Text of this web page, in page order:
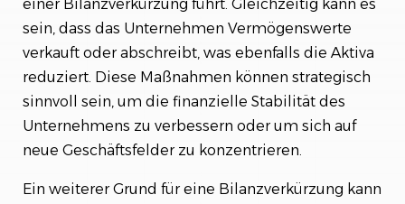
einer Bilanzverkürzung führt. Gleichzeitig kann es
sein, dass das Unternehmen Vermögenswerte
verkauft oder abschreibt, was ebenfalls die Aktiva
reduziert. Diese Maßnahmen können strategisch
sinnvoll sein, um die finanzielle Stabilität des
Unternehmens zu verbessern oder um sich auf
neue Geschäftsfelder zu konzentrieren.
Ein weiterer Grund für eine Bilanzverkürzung kann